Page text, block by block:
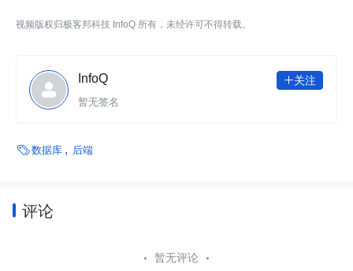
开课
开课
BTalk 技术公开课
视频版权归极客邦科技 InfoQ 所有，未经许可不得转载。
InfoQ 关注
暂无签名
数据库 后端
评论
暂无评论